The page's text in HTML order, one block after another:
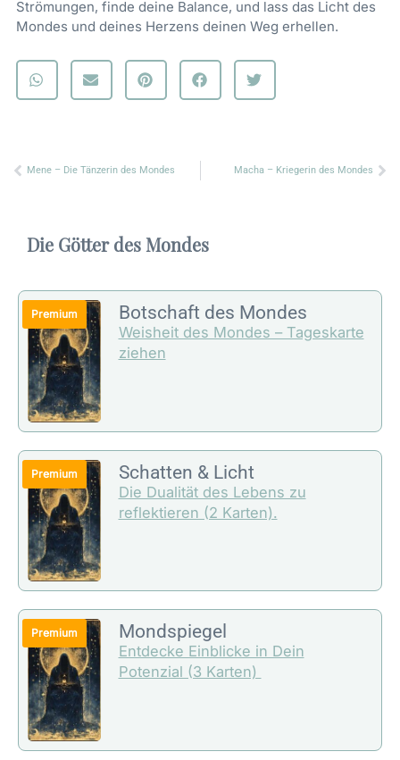
Strömungen, finde deine Balance, und lass das Licht des
Mondes und deines Herzens deinen Weg erhellen.
Zurück
Mene – Die Tänzerin des Mondes Macha – Kriegerin des Mondes
Die Götter des Mondes
Botschaft des Mondes
Weisheit des Mondes – Tageskarte
ziehen
Schatten & Licht
Die Dualität des Lebens zu
reflektieren (2 Karten).
Mondspiegel
Entdecke Einblicke in Dein
Potenzial (3 Karten)